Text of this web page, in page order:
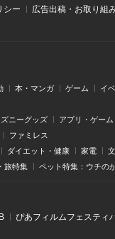
シー
広告出稿・お取り組
本・マンガ ゲーム イ
ニーグッズ アプリ・ゲーム
ファミレス
ダイエット・健康 家電
旅特集 ペット特集：ウチの
ぴあフィルムフェスティ